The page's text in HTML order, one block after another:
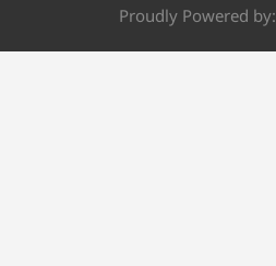
Proudly Powered by: